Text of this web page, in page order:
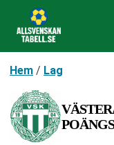
Hem / Lag